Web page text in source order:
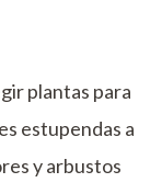
plantas para
estupendas a
y arbustos